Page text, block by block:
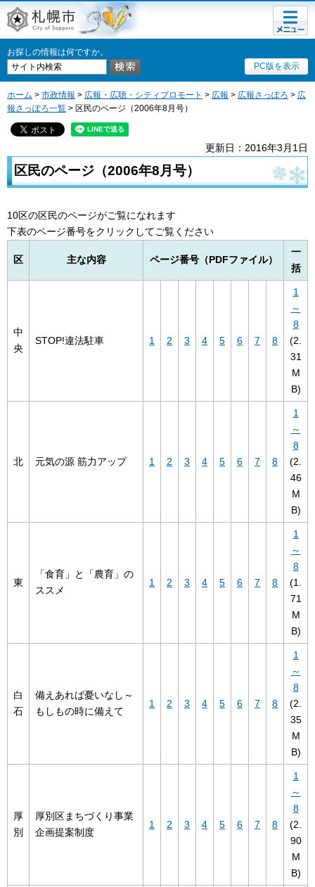
札幌市
お探しの情報は何ですか。
PC版を表示
メニュ
ー
ホーム > 市政情報 > 広報・広聴・シティプロモート > 広報 > 広報さっぽろ > 広
報さっぽろ一覧 > 区民のページ（2006年8月号）
更新日：2016年3月1日
区民のページ（2006年8月号）
10区の区民のページがご覧になれます
下表のページ番号をクリックしてご覧ください
区 主な内容 ページ番号（PDFファイル）
一
括
中
央
STOP!違法駐車 1 2 3 4 5 6 7 8
1
～
8
(2.
31
M
B)
北 元気の源 筋力アップ 1 2 3 4 5 6 7 8
1
～
8
(2.
46
M
B)
東
「食育」と「農育」の
ススメ
1 2 3 4 5 6 7 8
1
～
8
(1.
71
M
B)
白
石
備えあれば憂いなし～
もしもの時に備えて
1 2 3 4 5 6 7 8
1
～
8
(2.
35
M
B)
厚
別
厚別区まちづくり事業
企画提案制度
1 2 3 4 5 6 7 8
1
～
8
(2.
90
M
B)